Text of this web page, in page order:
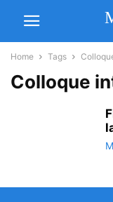
Home Tags
Colloque